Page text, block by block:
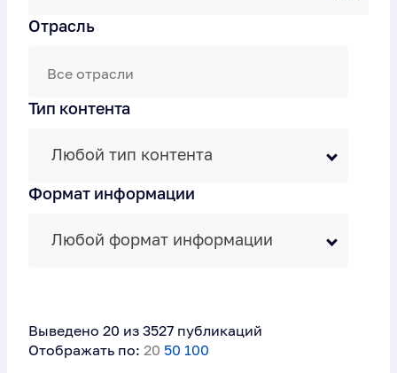
Отрасль
Тип контента
Любой тип контента
Формат информации
Любой формат информации
Выведено 20 из 3527 публикаций
Отображать по: 20 50 100